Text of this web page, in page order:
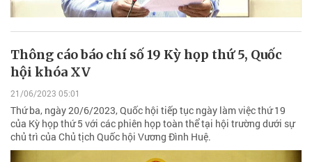
Thông cáo báo chí số 19 Kỳ họp thứ 5, Quốc
hội khóa XV
21/06/2023 05:01
Thứ ba, ngày 20/6/2023, Quốc hội tiếp tục ngày làm việc thứ 19
của Kỳ họp thứ 5 với các phiên họp toàn thể tại hội trường dưới sự
chủ trì của Chủ tịch Quốc hội Vương Đình Huệ.